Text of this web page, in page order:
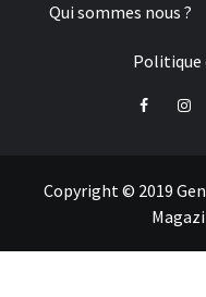
Qui sommes nous ?
Politique
Facebook
Copyright © 2019